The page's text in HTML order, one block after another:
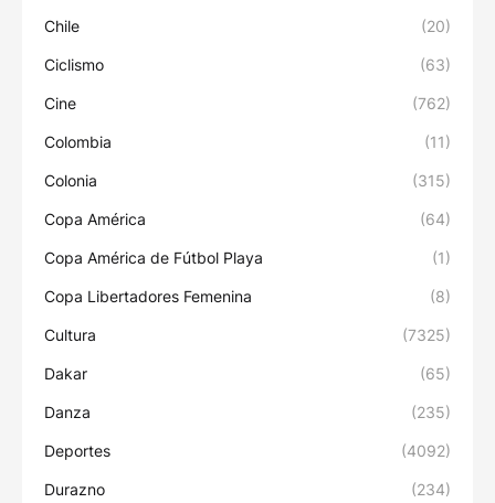
Chile (20)
Ciclismo (63)
Cine (762)
Colombia (11)
Colonia (315)
Copa América (64)
Copa América de Fútbol Playa (1)
Copa Libertadores Femenina (8)
Cultura (7325)
Dakar (65)
Danza (235)
Deportes (4092)
Durazno (234)